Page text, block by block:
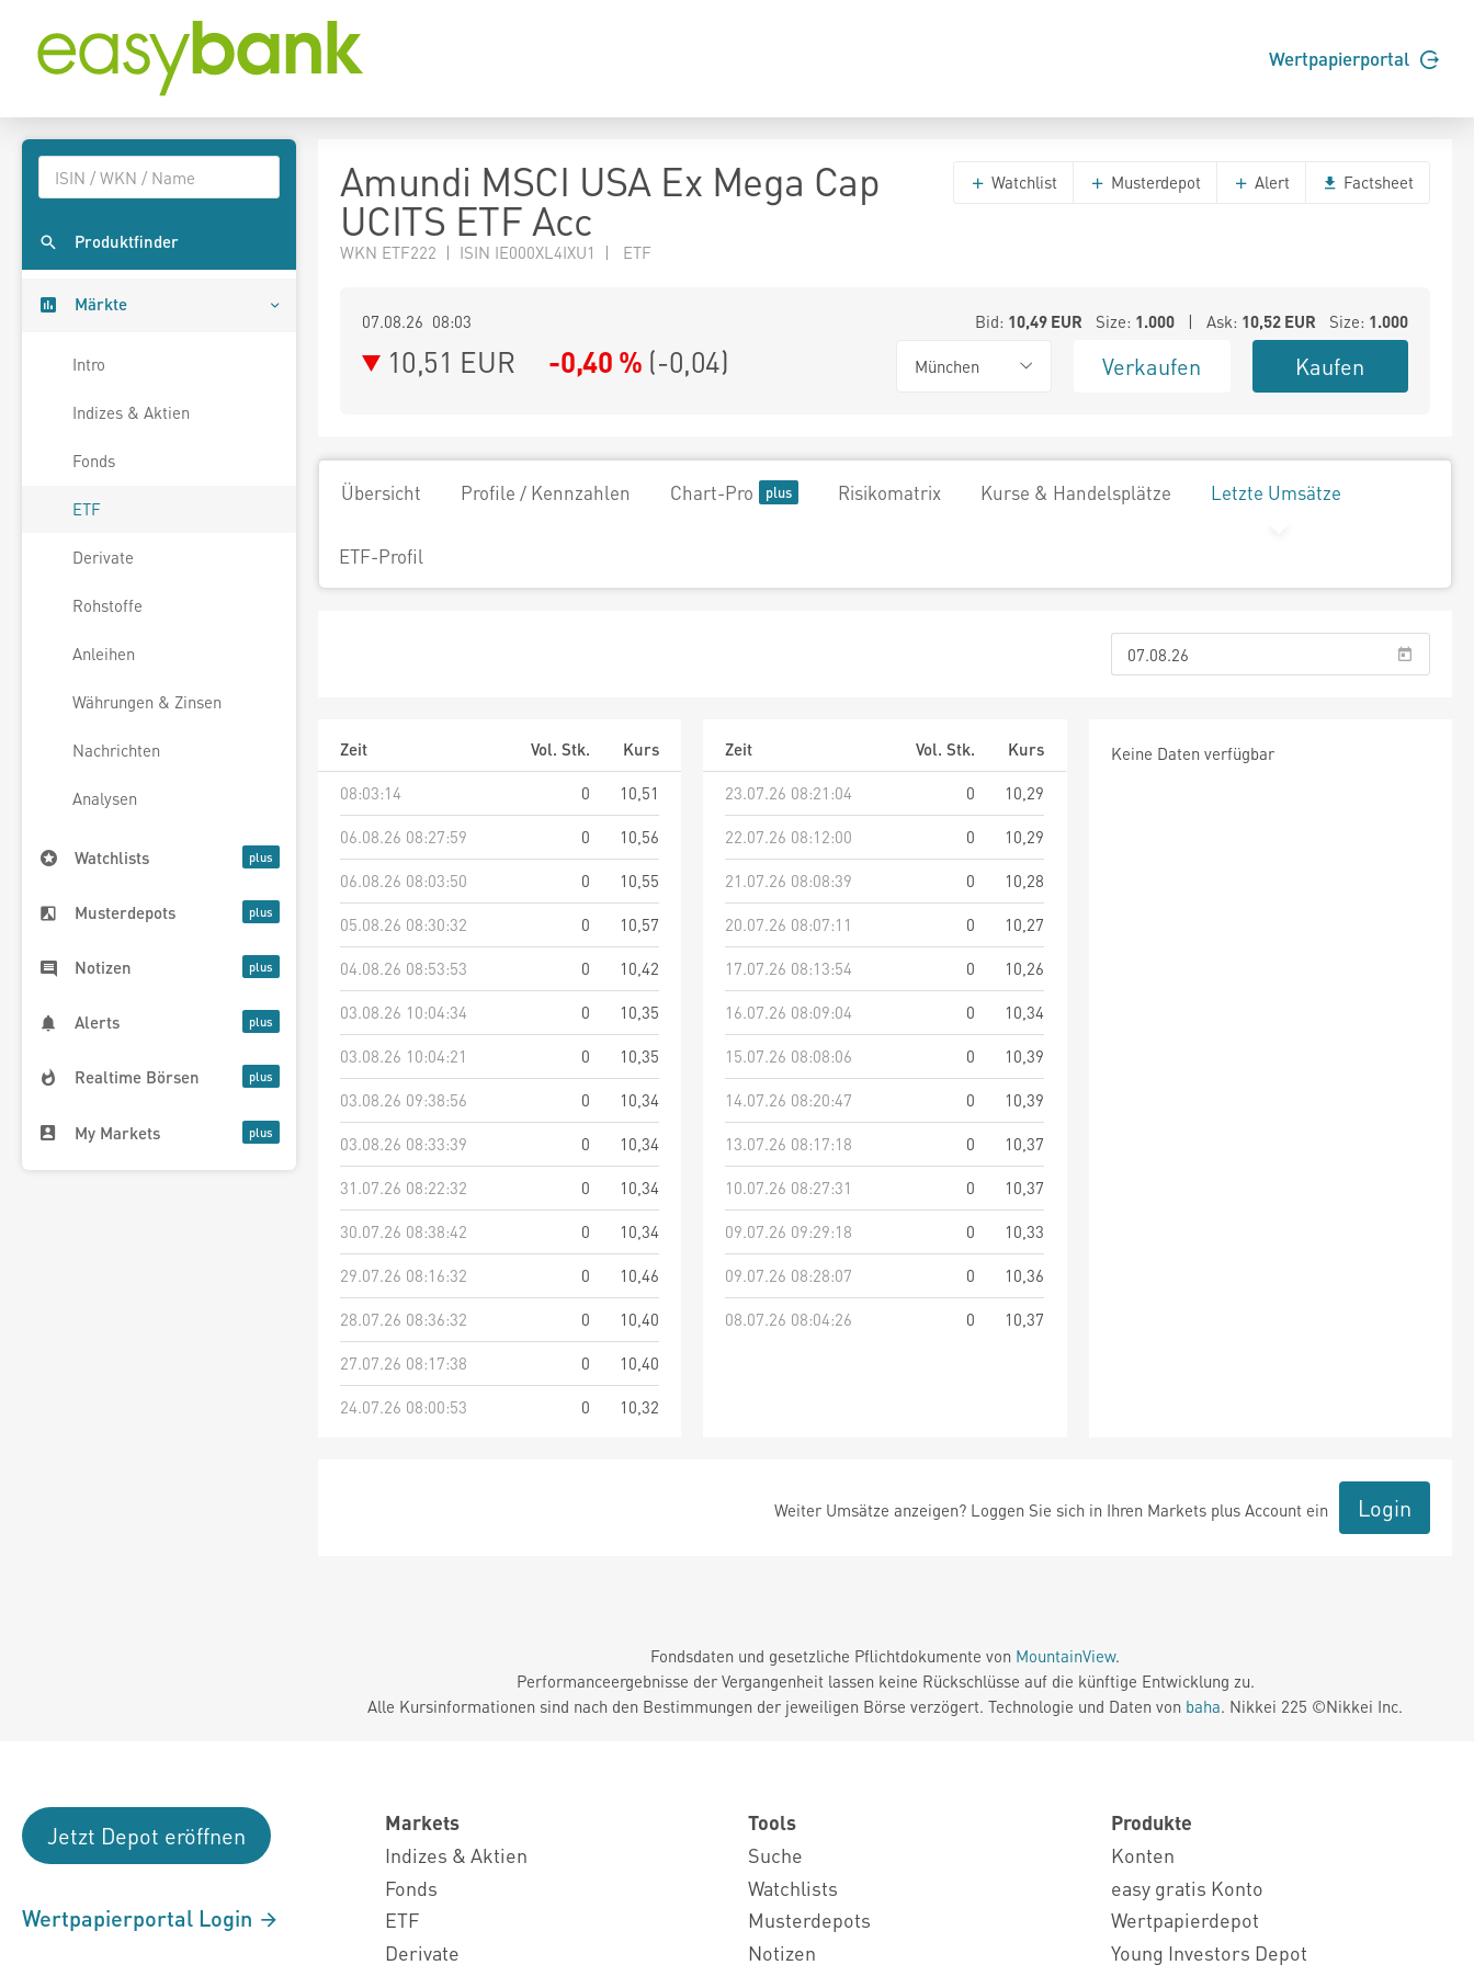
Wertpapierportal
Produktfinder
Märkte
Intro
Indizes & Aktien
Fonds
ETF
Derivate
Rohstoffe
Anleihen
Währungen & Zinsen
Nachrichten
Analysen
Watchlists
Musterdepots
Notizen
Alerts
Realtime Börsen
My Markets
Amundi MSCI USA Ex Mega Cap
UCITS ETF Acc
WKN ETF222 | ISIN IE000XL4IXU1 | ETF
Watchlist Musterdepot Alert Factsheet
07.08.26 08:03 Bid: 10,49EUR Size: 1.000| Ask: 10,52EUR Size: 1.000
10,51 EUR -0,40 % (-0,04) München Verkaufen Kaufen
Übersicht Profile / Kennzahlen Chart-Pro Risikomatrix Kurse & Handelsplätze Letzte Umsätze
ETF-Profil
Zeit Vol. Stk.
Kurs
08:03:14
0
10,51
06.08.26 08:27:59
0
10,56
06.08.26 08:03:50
0
10,55
05.08.26 08:30:32
0
10,57
04.08.26 08:53:53
0
10,42
03.08.26 10:04:34
0
10,35
03.08.26 10:04:21
0
10,35
03.08.26 09:38:56
0
10,34
03.08.26 08:33:39
0
10,34
31.07.26 08:22:32
0
10,34
30.07.26 08:38:42
0
10,34
29.07.26 08:16:32
0
10,46
28.07.26 08:36:32
0
10,40
27.07.26 08:17:38
0
10,40
24.07.26 08:00:53
0 10,32
Zeit Vol. Stk.
Kurs
23.07.26 08:21:04
0
10,29
22.07.26 08:12:00
0
10,29
21.07.26 08:08:39
0
10,28
20.07.26 08:07:11
0
10,27
17.07.26 08:13:54
0
10,26
16.07.26 08:09:04
0
10,34
15.07.26 08:08:06
0
10,39
14.07.26 08:20:47
0
10,39
13.07.26 08:17:18
0
10,37
10.07.26 08:27:31
0
10,37
09.07.26 09:29:18
0
10,33
09.07.26 08:28:07
0
10,36
08.07.26 08:04:26
0 10,37
Keine Daten verfügbar
Weiter Umsätze anzeigen? Loggen Sie sich in Ihren Markets plus Account ein Login
Fondsdaten und gesetzliche Pflichtdokumente von MountainView.
Performanceergebnisse der Vergangenheit lassen keine Rückschlüsse auf die künftige Entwicklung zu.
Alle Kursinformationen sind nach den Bestimmungen der jeweiligen Börse verzögert. Technologie und Daten von baha. Nikkei 225 ©Nikkei Inc.
Jetzt Depot eröffnen
Wertpapierportal Login
Markets
Indizes & Aktien
Fonds
ETF
Derivate
Tools
Suche
Watchlists
Musterdepots
Notizen
Produkte
Konten
easy gratis Konto
Wertpapierdepot
Young Investors Depot